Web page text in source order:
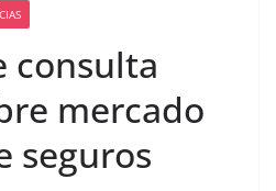
consulta
mercado
seguros